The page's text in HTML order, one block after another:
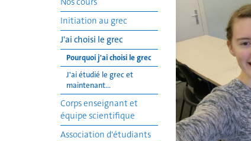
Initiation au grec
J'ai choisi le grec
Pourquoi j'ai choisi le grec
J'ai étudié le grec et
maintenant...
Corps enseignant et
équipe scientifique
Association d'étudiants